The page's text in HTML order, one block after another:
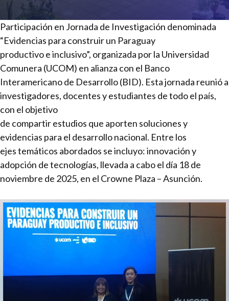
Participación en Jornada de Investigación denominada
“Evidencias para construir un Paraguay
productivo e inclusivo”, organizada por la Universidad
Comunera (UCOM) en alianza con el Banco
Interamericano de Desarrollo (BID). Esta jornada reunió a
investigadores, docentes y estudiantes de todo el país,
con el objetivo
de compartir estudios que aporten soluciones y
evidencias para el desarrollo nacional. Entre los
ejes temáticos abordados se incluyo: innovación y
adopción de tecnologías, llevada a cabo el día 18 de
noviembre de 2025, en el Crowne Plaza – Asunción.